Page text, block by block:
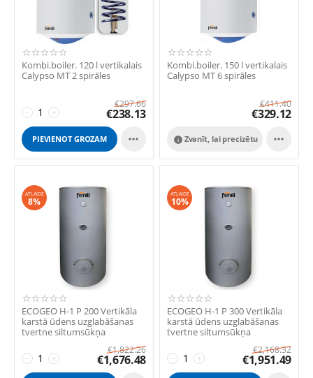
Kombi.boiler. 120 l vertikalais
Calypso MT 2 spirāles
+
−
€297.66
€238.13
PIEVIENOT GROZAM 
Kombi.boiler. 150 l vertikalais
Calypso MT 6 spirāles
€411.40
€329.12
Zvanīt, lai precizētu
 
ATLAIDE
8%
ECOGEO H-1 P 200 Vertikāla
karstā ūdens uzglabāšanas
tvertne siltumsūkņa
+
−
€1,822.26
€1,676.48
ATLAIDE
10%
ECOGEO H-1 P 300 Vertikāla
karstā ūdens uzglabāšanas
tvertne siltumsūkņa
+
−
€2,168.32
€1,951.49